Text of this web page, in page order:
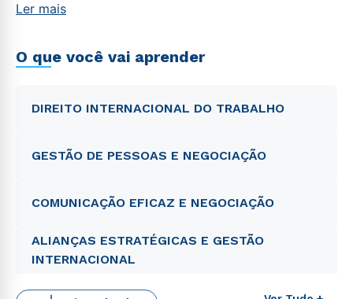
Ler mais
O que você vai aprender
DIREITO INTERNACIONAL DO TRABALHO
GESTÃO DE PESSOAS E NEGOCIAÇÃO
COMUNICAÇÃO EFICAZ E NEGOCIAÇÃO
ALIANÇAS ESTRATÉGICAS E GESTÃO
INTERNACIONAL